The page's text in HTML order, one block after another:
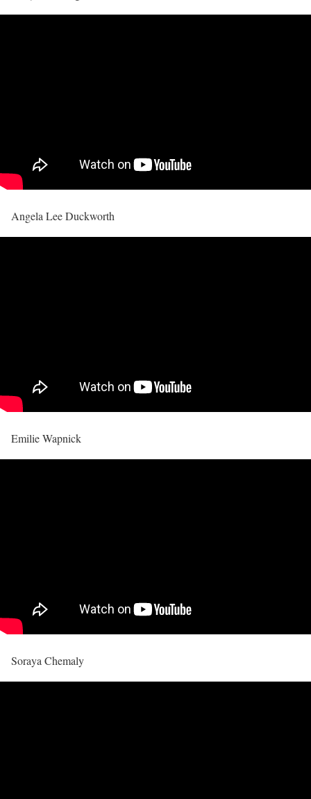
Angela Lee Duckworth
Emilie Wapnick
Soraya Chemaly